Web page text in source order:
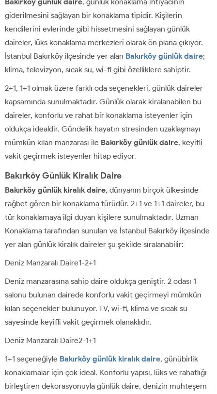
giderilmesini sağlayan bir konaklama tipidir. Kişilerin
kendilerini evlerinde gibi hissetmesini sağlayan günlük
daireler, lüks konaklama merkezleri olarak ön plana çıkıyor.
İstanbul Bakırköy ilçesinde yer alan Bakırköy günlük daire;
klima, televizyon, sıcak su, wi-fi gibi özelliklere sahiptir.
2+1, 1+1 olmak üzere farklı oda seçenekleri, günlük daireler
kapsamında sunulmaktadır. Günlük olarak kiralanabilen bu
daireler, konforlu ve rahat bir konaklama isteyenler için
oldukça idealdir. Gündelik hayatın stresinden uzaklaşmayı
mümkün kılan manzarası ile Bakırköy günlük daire, keyifli
vakit geçirmek isteyenler hitap ediyor.
Bakırköy Günlük Kiralık Daire
Bakırköy günlük kiralık daire, dünyanın birçok ülkesinde
rağbet gören bir konaklama türüdür. 2+1 ve 1+1 daireler, bu
tür konaklamaya ilgi duyan kişilere sunulmaktadır. Uzman
Konaklama tarafından sunulan ve İstanbul Bakırköy ilçesinde
yer alan günlük kiralık daireler şu şekilde sıralanabilir:
Deniz Manzaralı Daire1-2+1
Deniz manzarasına sahip daire oldukça geniştir. 2 odası 1
salonu bulunan dairede konforlu vakit geçirmeyi mümkün
kılan seçenekler bulunuyor. TV, wi-fi, klima ve sıcak su
sayesinde keyifli vakit geçirmek olanaklıdır.
Deniz Manzaralı Daire2-1+1
1+1 seçeneğiyle Bakırköy günlük kiralık daire, günübirlik
konaklamalar için çok ideal. Konforlu yapısı, lüks ve rahatlığı
birleştiren dekorasyonuyla günlük daire, denizin muhteşem